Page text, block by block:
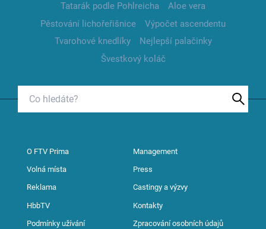
Tatarák podle Pohlreicha
Aloe vera
Pěstování lichořeřišnice
Výpočet ascendentu
Tvarohové knedlíky
Nejlepší palačinky
Švestkový koláč
O FTV Prima Management
Volná místa Press
Reklama Castingy a výzvy
HbbTV Kontakty
Podmínky užívání Zpracování osobních údajů